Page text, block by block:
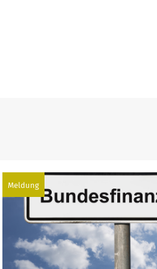
Meldung